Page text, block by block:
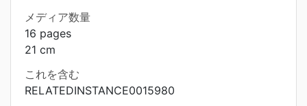
メディア数量
16 pages
21 cm
これを含む
RELATEDINSTANCE0015980